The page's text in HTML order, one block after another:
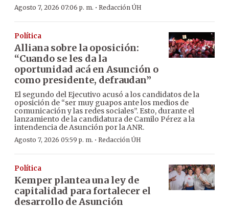
Agosto 7, 2026 07:06 p. m. · Redacción ÚH
Política
Alliana sobre la oposición:
“Cuando se les da la
oportunidad acá en Asunción o
como presidente, defraudan”
El segundo del Ejecutivo acusó a los candidatos de la
oposición de “ser muy guapos ante los medios de
comunicación y las redes sociales”. Esto, durante el
lanzamiento de la candidatura de Camilo Pérez a la
intendencia de Asunción por la ANR.
Agosto 7, 2026 05:59 p. m. · Redacción ÚH
Política
Kemper plantea una ley de
capitalidad para fortalecer el
desarrollo de Asunción